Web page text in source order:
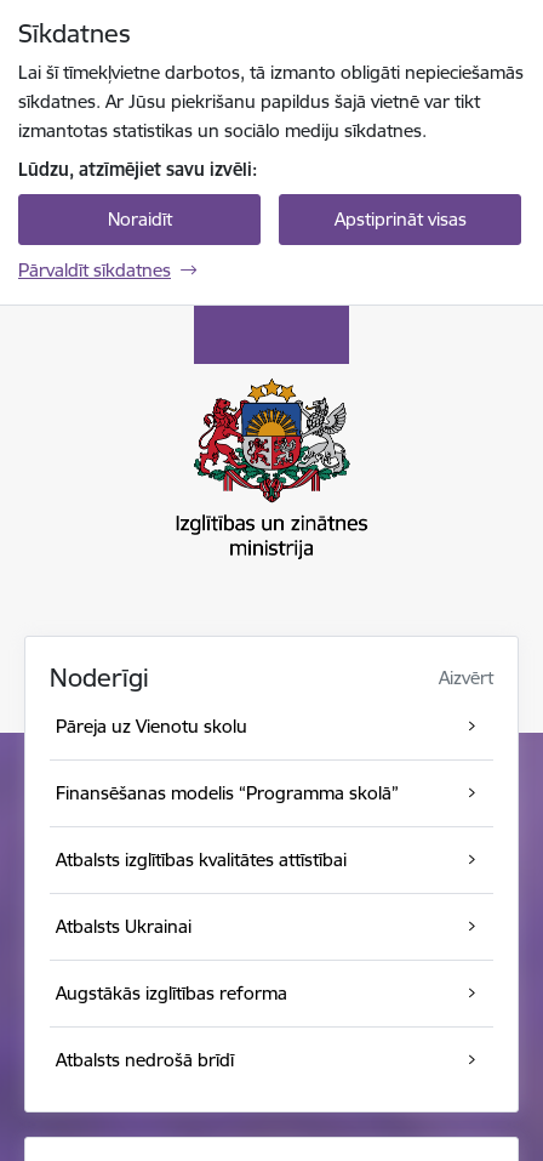
Sīkdatnes
Lai šī tīmekļvietne darbotos, tā izmanto obligāti nepieciešamās
sīkdatnes. Ar Jūsu piekrišanu papildus šajā vietnē var tikt
izmantotas statistikas un sociālo mediju sīkdatnes.
Lūdzu, atzīmējiet savu izvēli:
Noraidīt Apstiprināt visas
Pārvaldīt sīkdatnes
Noderīgi Aizvērt
Pāreja uz Vienotu skolu
Finansēšanas modelis “Programma skolā”
Atbalsts izglītības kvalitātes attīstībai
Atbalsts Ukrainai
Augstākās izglītības reforma
Atbalsts nedrošā brīdī